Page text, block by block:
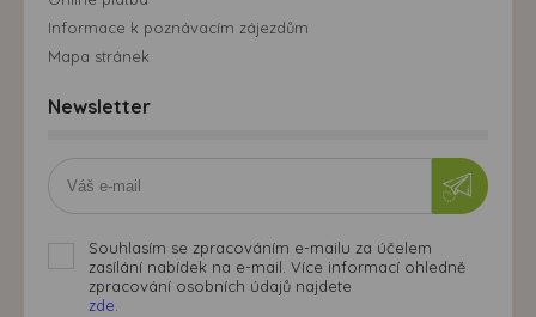
Informace k poznávacím zájezdům
Mapa stránek
Newsletter
Souhlasím se zpracováním e-mailu za účelem
zasílání nabídek na e-mail. Více informací ohledně
zpracování osobních údajů najdete
zde.